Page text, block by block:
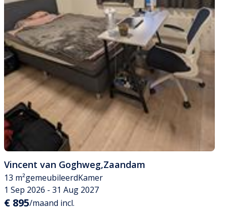
Vincent van Goghweg,Zaandam
13 m²gemeubileerdKamer
1 Sep 2026 - 31 Aug 2027
€ 895/maand incl.